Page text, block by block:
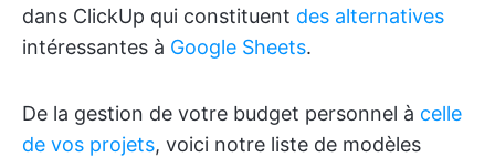
dans ClickUp qui constituent des alternatives
intéressantes à Google Sheets.
De la gestion de votre budget personnel à celle
de vos projets, voici notre liste de modèles